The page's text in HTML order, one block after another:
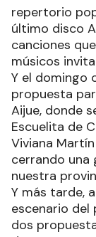
repertorio
último disco
canciones
músicos
Y el domingo
propuesta
Aijue, donde
Escuelita de
Viviana
cerrando una
nuestra
Y más tarde,
escenario del
dos